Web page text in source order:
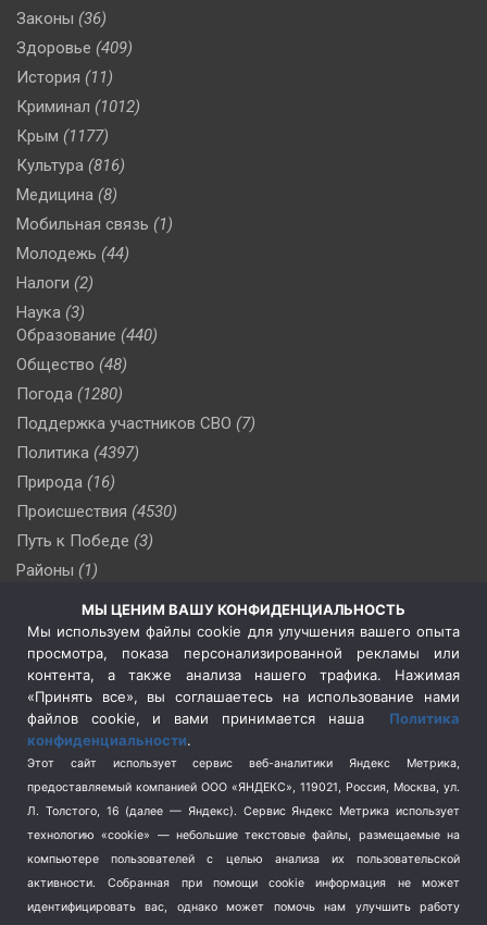
Законы (36)
Здоровье (409)
История (11)
Криминал (1012)
Крым (1177)
Культура (816)
Медицина (8)
Мобильная связь (1)
Молодежь (44)
Налоги (2)
Наука (3)
Образование (440)
Общество (48)
Погода (1280)
Поддержка участников СВО (7)
Политика (4397)
Природа (16)
Происшествия (4530)
Путь к Победе (3)
Районы (1)
(510)
Сельское хозяйство (3)
Социальная политика
(3)
Спецоперация в Украине
Спецоперация на Украине
(404)
Спорт (740)
Терроризм (1)
Транспорт (262)
Туризм (178)
Флот (76)
МЫ ЦЕНИМ ВАШУ КОНФИДЕНЦИАЛЬНОСТЬ
Мы используем файлы cookie для улучшения вашего опыта
просмотра, показа персонализированной рекламы или
контента, а также анализа нашего трафика. Нажимая
«Принять все», вы соглашаетесь на использование нами
файлов cookie, и вами принимается наша Политика
конфиденциальности.
Этот сайт использует сервис веб-аналитики Яндекс Метрика,
предоставляемый компанией ООО «ЯНДЕКС», 119021, Россия, Москва, ул.
Л. Толстого, 16 (далее — Яндекс). Сервис Яндекс Метрика использует
технологию «cookie» — небольшие текстовые файлы, размещаемые на
компьютере пользователей с целью анализа их пользовательской
активности.
Собранная при помощи cookie информация не может
идентифицировать вас, однако может помочь нам улучшить работу